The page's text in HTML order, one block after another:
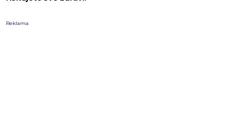
Reklama